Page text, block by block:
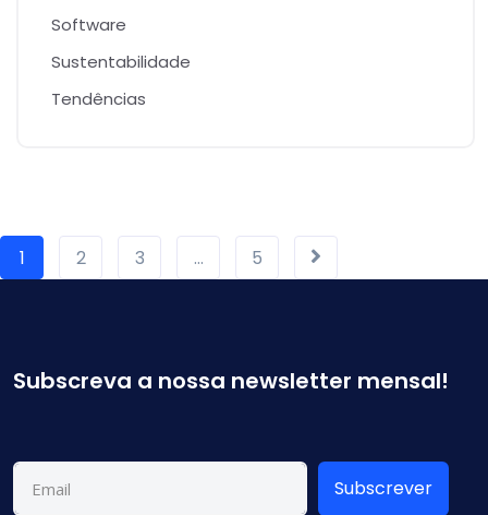
Software
Sustentabilidade
Tendências
1 2 3 … 5
Subscreva a nossa newsletter mensal!
Subscrever